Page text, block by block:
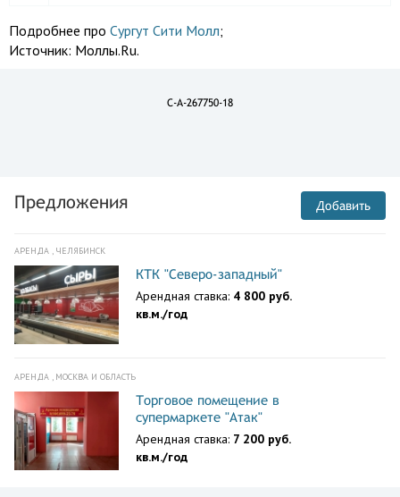
Подробнее про Сургут Сити Молл;
Источник: Моллы.Ru.
C-A-267750-18
Предложения Добавить
АРЕНДА , ЧЕЛЯБИНСК
КТК "Северо-западный"
Арендная ставка: 4 800 руб.
кв.м./год
АРЕНДА , МОСКВА И ОБЛАСТЬ
Торговое помещение в
супермаркете "Атак"
Арендная ставка: 7 200 руб.
кв.м./год